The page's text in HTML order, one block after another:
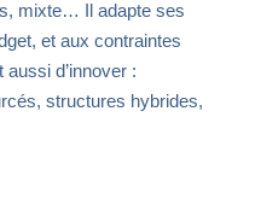
mixte… Il adapte ses
et aux contraintes
d’innover :
structures hybrides,